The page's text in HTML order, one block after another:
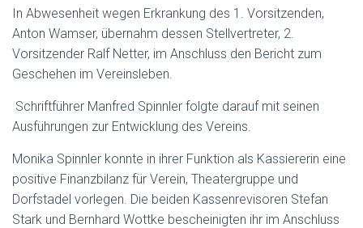
In Abwesenheit wegen Erkrankung des 1. Vorsitzenden,
Anton Wamser, übernahm dessen Stellvertreter, 2.
Vorsitzender Ralf Netter, im Anschluss den Bericht zum
Geschehen im Vereinsleben.
Schriftführer Manfred Spinnler folgte darauf mit seinen
Ausführungen zur Entwicklung des Vereins.
Monika Spinnler konnte in ihrer Funktion als Kassiererin eine
positive Finanzbilanz für Verein, Theatergruppe und
Dorfstadel vorlegen. Die beiden Kassenrevisoren Stefan
Stark und Bernhard Wottke bescheinigten ihr im Anschluss